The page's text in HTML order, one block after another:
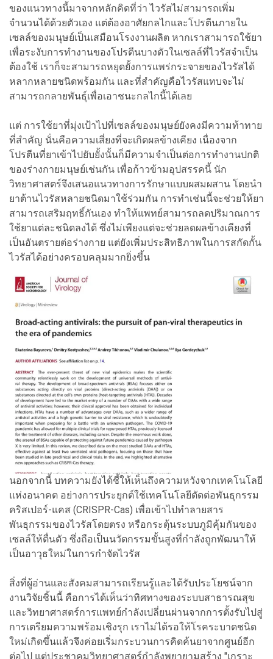
ของแนวทางนี้มาจากหลักคิดที่ว่า ไวรัสไม่สามารถเพิ่ม
จำนวนได้ด้วยตัวเอง แต่ต้องอาศัยกลไกและโปรตีนภายใน
เซลล์ของมนุษย์เป็นเสมือนโรงงานผลิต หากเราสามารถใช้ยา
เพื่อระงับการทำงานของโปรตีนบางตัวในเซลล์ที่ไวรัสจำเป็น
ต้องใช้ เราก็จะสามารถหยุดยั้งการแพร่กระจายของไวรัสได้
หลากหลายชนิดพร้อมกัน และที่สำคัญคือไวรัสแทบจะไม่
สามารถกลายพันธุ์เพื่อเอาชนะกลไกนี้ได้เลย
แต่ การใช้ยาที่มุ่งเป้าไปที่เซลล์ของมนุษย์ยังคงมีความท้าทาย
ที่สำคัญ นั่นคือความเสี่ยงที่จะเกิดผลข้างเคียง เนื่องจาก
โปรตีนที่ยาเข้าไปยับยั้งนั้นก็มีความจำเป็นต่อการทำงานปกติ
ของร่างกายมนุษย์เช่นกัน เพื่อก้าวข้ามอุปสรรคนี้ นัก
วิทยาศาสตร์จึงเสนอแนวทางการรักษาแบบผสมผสาน โดยนำ
ยาต้านไวรัสหลายชนิดมาใช้ร่วมกัน การทำเช่นนี้จะช่วยให้ยา
สามารถเสริมฤทธิ์กันเอง ทำให้แพทย์สามารถลดปริมาณการ
ใช้ยาแต่ละชนิดลงได้ ซึ่งไม่เพียงแต่จะช่วยลดผลข้างเคียงที่
เป็นอันตรายต่อร่างกาย แต่ยังเพิ่มประสิทธิภาพในการสกัดกั้น
ไวรัสได้อย่างครอบคลุมมากยิ่งขึ้น
นอกจากนี้ บทความยังได้ชี้ให้เห็นถึงความหวังจากเทคโนโลยี
แห่งอนาคต อย่างการประยุกต์ใช้เทคโนโลยีตัดต่อพันธุกรรม
คริสเปอร์-แคส (CRISPR-Cas) เพื่อเข้าไปทำลายสาร
พันธุกรรมของไวรัสโดยตรง หรือกระตุ้นระบบภูมิคุ้มกันของ
เซลล์ให้ตื่นตัว ซึ่งถือเป็นนวัตกรรมขั้นสูงที่กำลังถูกพัฒนาให้
เป็นอาวุธใหม่ในการกำจัดไวรัส
สิ่งที่ผู้อ่านและสังคมสามารถเรียนรู้และได้รับประโยชน์จาก
งานวิจัยชิ้นนี้ คือการได้เห็นว่าทิศทางของระบบสาธารณสุข
และวิทยาศาสตร์การแพทย์กำลังเปลี่ยนผ่านจากการตั้งรับไปสู่
การเตรียมความพร้อมเชิงรุก เราไม่ได้รอให้โรคระบาดชนิด
ใหม่เกิดขึ้นแล้วจึงค่อยเริ่มกระบวนการคิดค้นยาจากศูนย์อีก
ต่อไป แต่ประชาคมวิทยาศาสตร์กำลังพยายามสร้าง "เกราะ